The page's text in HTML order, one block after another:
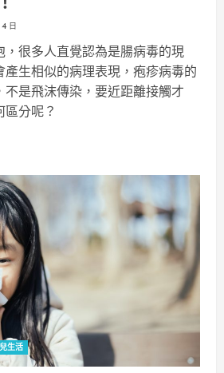
日
，很多人直覺認為是腸病毒的現
產生相似的病理表現，疱疹病毒的
是飛沫傳染，要近距離接觸才
分呢？
生活